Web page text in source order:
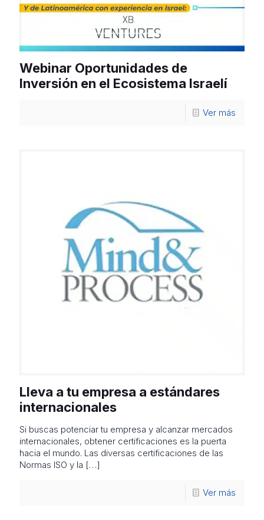
Webinar Oportunidades de
Inversión en el Ecosistema Israelí
Ver más
Lleva a tu empresa a estándares
internacionales
Si buscas potenciar tu empresa y alcanzar mercados
internacionales, obtener certificaciones es la puerta
hacia el mundo. Las diversas certificaciones de las
Normas ISO y la […]
Ver más